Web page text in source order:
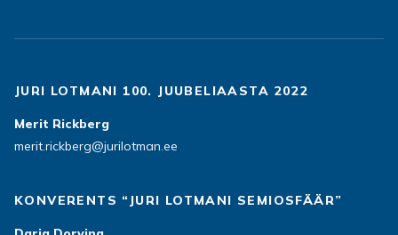
JURI LOTMANI 100. JUUBELIAASTA 2022
Merit Rickberg
merit.rickberg@jurilotman.ee
KONVERENTS “JURI LOTMANI SEMIOSFÄÄR”